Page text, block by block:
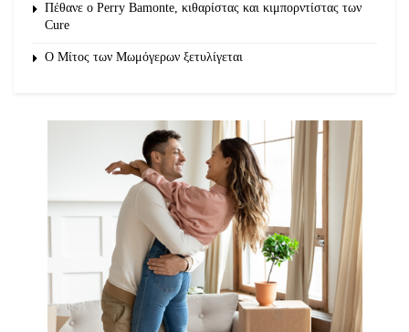
Πέθανε ο Perry Bamonte, κιθαρίστας και κιμπορντίστας των
Cure
O Μίτος των Μωμόγερων ξετυλίγεται